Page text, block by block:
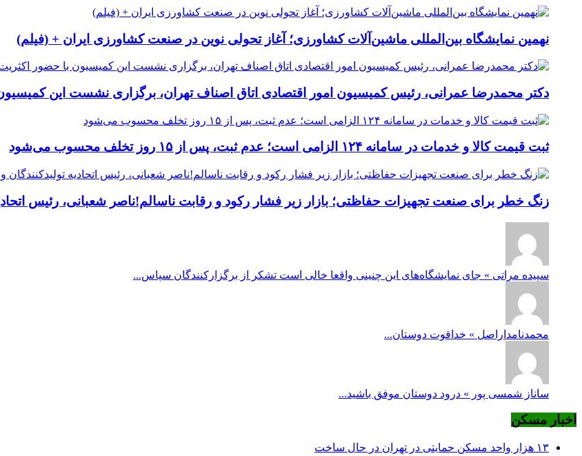
نهمین نمایشگاه بین‌المللی ماشین‌آلات کشاورزی؛ آغاز تحولی نوین در صنعت کشاورزی ایران + (فیلم)
دکتر محمدرضا عمرانی، رئیس کمیسیون امور اقتصادی اتاق اصناف تهران، برگزاری نشست این
ثبت قیمت کالا و خدمات در سامانه ۱۲۴ الزامی است؛ عدم ثبت، پس از ۱۵ روز تخلف محسوب می‌شود
زنگ خطر برای صنعت تجهیزات حفاظتی؛ بازار زیر فشار رکود و رقابت ناسالم!ناصر شعبانی، رئیس
سپیده مراتی » جای نمایشگاه‌های این چنینی واقعا خالی است تشکر از برگزارکنندگان سپاس...
محمدنامداراصل » خداقوت دوستان...
ساناز شمسی پور » درود دوستان موفق باشید...
اخبار مسکن
۱۳ هزار واحد مسکن حمایتی در تهران در حال ساخت